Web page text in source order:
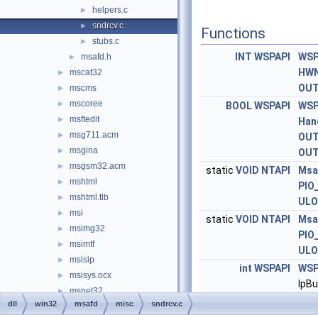
► helpers.c
► sndrcv.c
► stubs.c
► msafd.h
► mscat32
► mscms
► mscoree
► msftedit
► msg711.acm
► msgina
► msgsm32.acm
► mshtml
► mshtml.tlb
► msi
► msimg32
► msimtf
► msisip
► msisys.ocx
► msnet32
► mspatcha
Functions
INT WSPAPI
BOOLWSPAPI
static VOID NTAPI
static VOID NTAPI
int WSPAPI
dll win32 msafd misc sndrcv.c